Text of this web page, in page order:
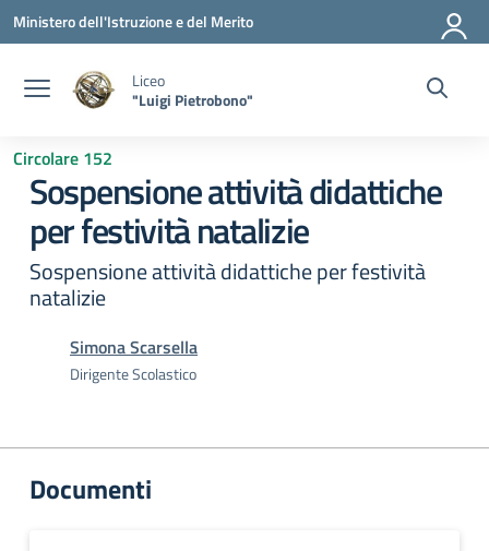
Vai ai contenuti
Vai al menu di navigazione
Vai al footer
Ministero dell'Istruzione e del Merito
Liceo
"Luigi Pietrobono"
Circolare 152
Sospensione attività didattiche
per festività natalizie
Sospensione attività didattiche per festività
natalizie
Simona Scarsella
Dirigente Scolastico
Documenti